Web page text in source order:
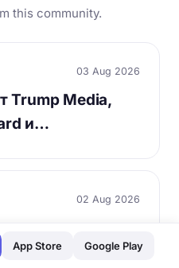
this community.
03 Aug 2026
Trump Media,
и…
02 Aug 2026
и
App Store Google Play